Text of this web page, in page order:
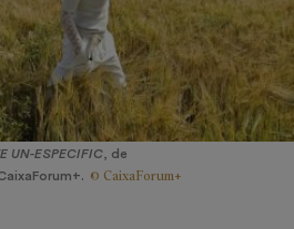
UN-ESPECIFIC , de
© CaixaForum+